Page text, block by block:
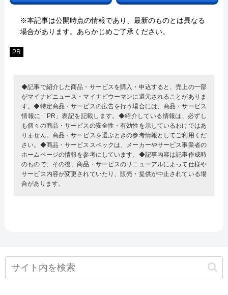
※本記事は公開時点の情報であり、最新のものとは異なる
場合があります。あらかじめご了承ください。
PR
◆記事で紹介した商品・サービスを購入・申込すると、売上の一部
がマイナビニュース・マイナビウーマンに還元されることがありま
す。◆特定商品・サービスの広告を行う場合には、商品・サービス
情報に「PR」表記を記載します。◆紹介している情報は、必ずし
も個々の商品・サービスの安全性・有効性を示しているわけではあ
りません。商品・サービスを選ぶときの参考情報としてご利用くだ
さい。◆商品・サービススペックは、メーカーやサービス事業者の
ホームページの情報を参考にしています。◆記事内容は記事作成時
のもので、その後、商品・サービスのリニューアルによって仕様や
サービス内容が変更されていたり、販売・提供が中止されている場
合があります。